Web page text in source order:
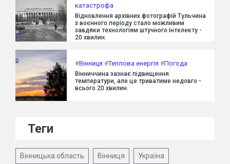
катастрофа
Відновлення архівних фотографій Тульчина
з воєнного періоду стало можливим
завдяки технологіям штучного інтелекту -
20 хвилин.
#Вінниця #Теплова енергія #Погода
Вінниччина зазнає підвищення
температури, але це триватиме недовго -
всього 20 хвилин.
Теги
Вінницька область Вінниця Україна